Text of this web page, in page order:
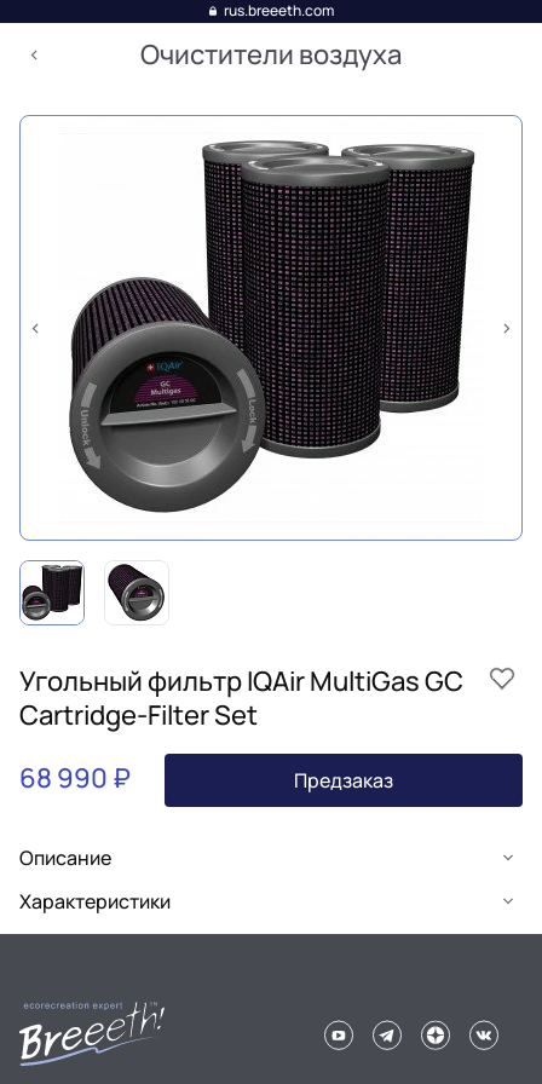
rus.breeeth.com
Очистители воздуха
Угольный фильтр IQAir MultiGas GC
Cartridge-Filter Set
68 990 ₽
Предзаказ
Описание
Характеристики